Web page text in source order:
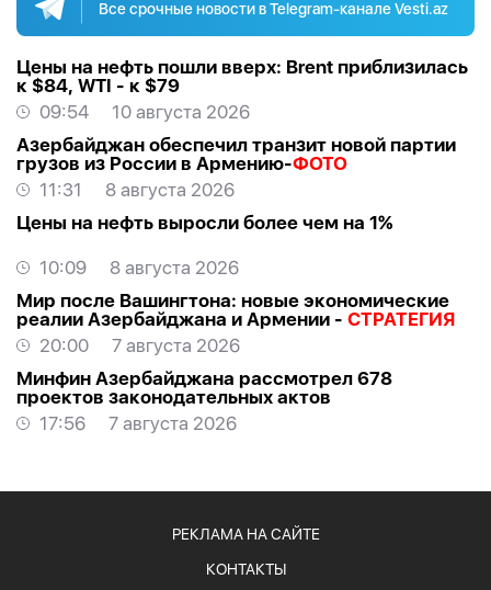
Все срочные новости в Telegram-канале Vesti.az
Цены на нефть пошли вверх: Brent приблизилась
к $84, WTI - к $79
09:54
10 августа 2026
Азербайджан обеспечил транзит новой партии
грузов из России в Армению-ФОТО
11:31
8 августа 2026
Цены на нефть выросли более чем на 1%
10:09
8 августа 2026
Мир после Вашингтона: новые экономические
реалии Азербайджана и Армении - СТРАТЕГИЯ
20:00
7 августа 2026
Минфин Азербайджана рассмотрел 678
проектов законодательных актов
17:56
7 августа 2026
РЕКЛАМА НА САЙТЕ
КОНТАКТЫ